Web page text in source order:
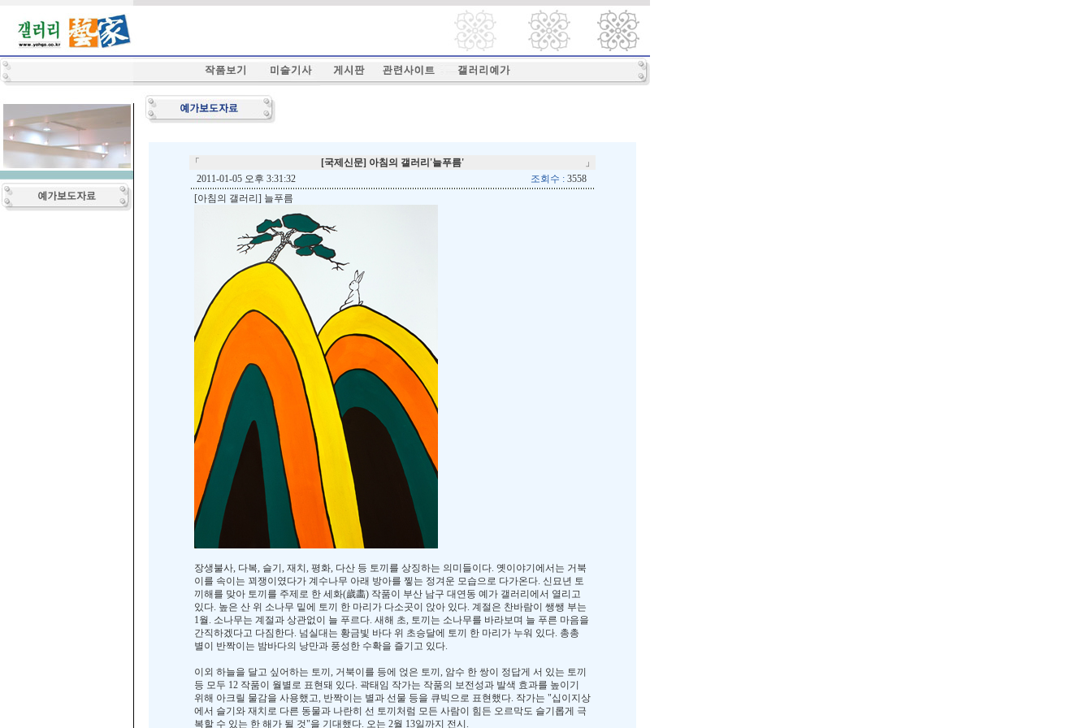
「 [국제신문] 아침의 갤러리'늘푸름'
」
2011-01-05 오후 3:31:32
조회수 : 3558
[아침의 갤러리] 늘푸름
장생불사, 다복, 슬기, 재치, 평화, 다산 등 토끼를 상징하는 의미들이다. 옛이야기에서는 거북
이를 속이는 꾀쟁이였다가 계수나무 아래 방아를 찧는 정겨운 모습으로 다가온다. 신묘년 토
끼해를 맞아 토끼를 주제로 한 세화(歲畵) 작품이 부산 남구 대연동 예가 갤러리에서 열리고
있다. 높은 산 위 소나무 밑에 토끼 한 마리가 다소곳이 앉아 있다. 계절은 찬바람이 쌩쌩 부는
1월. 소나무는 계절과 상관없이 늘 푸르다. 새해 초, 토끼는 소나무를 바라보며 늘 푸른 마음을
간직하겠다고 다짐한다. 넘실대는 황금빛 바다 위 초승달에 토끼 한 마리가 누워 있다. 총총
별이 반짝이는 밤바다의 낭만과 풍성한 수확을 즐기고 있다.
이외 하늘을 달고 싶어하는 토끼, 거북이를 등에 얹은 토끼, 암수 한 쌍이 정답게 서 있는 토끼
등 모두 12 작품이 월별로 표현돼 있다. 곽태임 작가는 작품의 보전성과 발색 효과를 높이기
위해 아크릴 물감을 사용했고, 반짝이는 별과 선물 등을 큐빅으로 표현했다. 작가는 "십이지상
에서 슬기와 재치로 다른 동물과 나란히 선 토끼처럼 모든 사람이 힘든 오르막도 슬기롭게 극
복할 수 있는 한 해가 될 것"을 기대했다. 오는 2월 13일까지 전시.